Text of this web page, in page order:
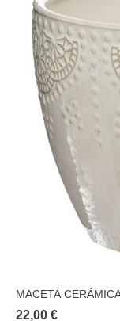
MACETA
22,00 €